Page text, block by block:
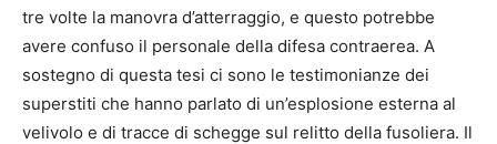
tre volte la manovra d’atterraggio, e questo potrebbe
avere confuso il personale della difesa contraerea. A
sostegno di questa tesi ci sono le testimonianze dei
superstiti che hanno parlato di un’esplosione esterna al
velivolo e di tracce di schegge sul relitto della fusoliera. Il